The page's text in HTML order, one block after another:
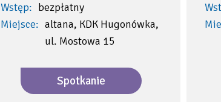
Wstęp: bezpłatny
Miejsce: altana, KDK Hugonówka,
ul. Mostowa 15
Spotkanie